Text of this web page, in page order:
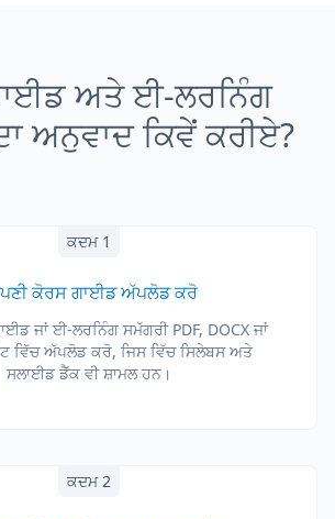
ਅਤੇ ਈ-ਲਰਨਿੰਗ
ਅਨੁਵਾਦ ਕਿਵੇਂ ਕਰੀਏ?
ਕਦਮ 1
ਕੋਰਸ ਗਾਈਡ ਅੱਪਲੋਡ ਕਰੋ
ਜਾਂ ਈ-ਲਰਨਿੰਗ ਸਮੱਗਰੀ PDF, DOCX ਜਾਂ
ਵਿੱਚ ਅੱਪਲੋਡ ਕਰੋ, ਜਿਸ ਵਿੱਚ ਸਿਲੇਬਸ ਅਤੇ
ਸਲਾਈਡ ਡੈੱਕ ਵੀ ਸ਼ਾਮਲ ਹਨ।
ਕਦਮ 2